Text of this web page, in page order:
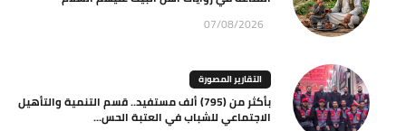
07/08/2026
التقارير المصورة
بأكثر من (795) ألف مستفيد.. قسم التنمية والتأهيل
الاجتماعي للشباب في العتبة الحس...